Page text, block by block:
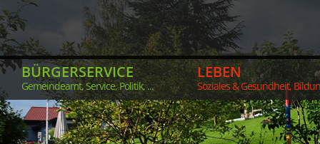
BÜRGERSERVICE
Gemeindeamt, Service, Politik, ...
LEBEN
Soziales & Gesundheit,